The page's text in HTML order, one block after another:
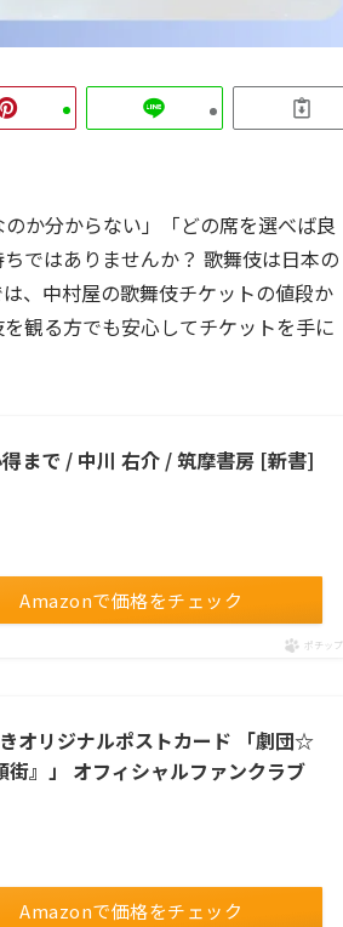
か分からない」「どの席を選べば良
ではありませんか？ 歌舞伎は日本の
、中村屋の歌舞伎チケットの値段か
観る方でも安心してチケットを手に
まで / 中川 右介 / 筑摩書房 [新書]
Amazonで価格をチェック
ポチップ
オリジナルポストカード 「劇団☆
』」 オフィシャルファンクラブ
Amazonで価格をチェック